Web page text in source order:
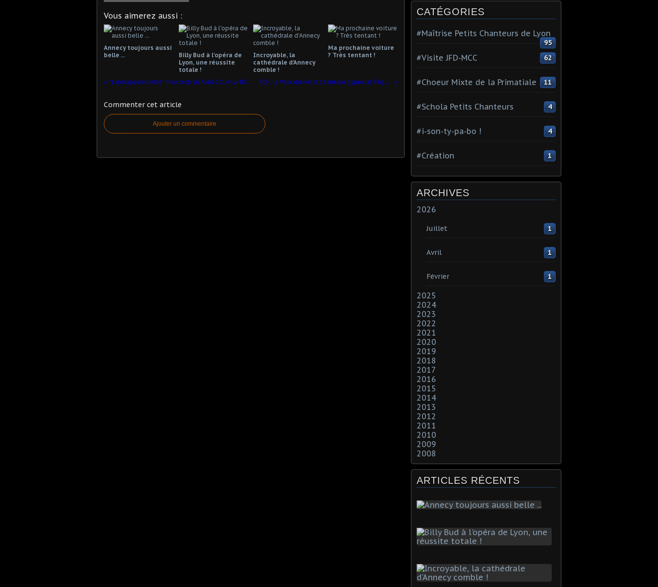
Vous aimerez aussi :
Annecy toujours aussi
belle ...
Billy Bud à l'opéra de
Lyon, une réussite
totale !
Incroyable, la
cathédrale d'Annecy
comble !
Ma prochaine voiture
? Très tentant !
"L'échappée belle" mercredi 16 Avril 2014 sur RCF*** RCF, la Voix du Petit Chanteur ( spécial Pâques)
Commenter cet article
Ajouter un commentaire
CATÉGORIES
#Maîtrise Petits Chanteurs de Lyon
95
#Visite JFD-MCC 62
#Choeur Mixte de la Primatiale 11
#Schola Petits Chanteurs 4
#i-son-ty-pa-bo ! 4
#Création 1
ARCHIVES
2026
Juillet 1
Avril 1
Février 1
2025
2024
2023
2022
2021
2020
2019
2018
2017
2016
2015
2014
2013
2012
2011
2010
2009
2008
ARTICLES RÉCENTS